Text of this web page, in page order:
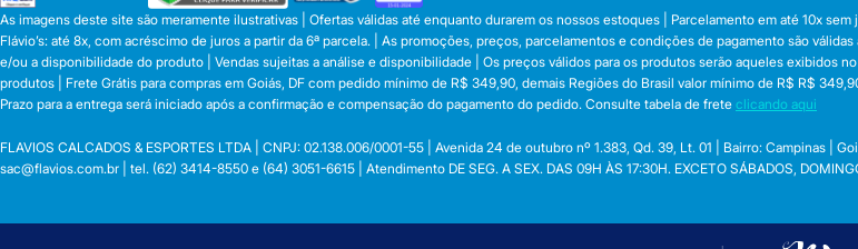
As imagens deste site são meramente ilustrativas | Ofertas válidas até enquanto durarem os nossos estoques | Parcelamento em até 10x
Flávio’s: até 8x, com acréscimo de juros a partir da 6ª parcela. | As promoções, preços, parcelamentos e condições de pagamento são
e/ou a disponibilidade do produto | Vendas sujeitas a análise e disponibilidade | Os preços válidos para os produtos serão aqueles exibidos
produtos | Frete Grátis para compras em Goiás, DF com pedido mínimo de R$ 349,90, demais Regiões do Brasil valor mínimo de R$ R$
Prazo para a entrega será iniciado após a confirmação e compensação do pagamento do pedido. Consulte tabela de frete clicando aqui
FLAVIOS CALCADOS & ESPORTES LTDA | CNPJ: 02.138.006/0001-55 | Avenida 24 de outubro nº 1.383, Qd. 39, Lt. 01 | Bairro: Campinas |
sac@flavios.com.br | tel. (62) 3414-8550 e (64) 3051-6615 | Atendimento DE SEG. A SEX. DAS 09H ÀS 17:30H. EXCETO SÁBADOS,